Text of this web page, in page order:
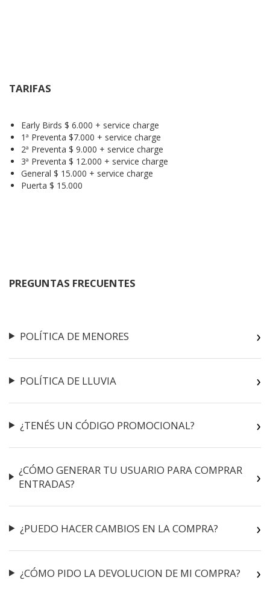
TARIFAS
Early Birds $ 6.000 + service charge
1ª Preventa $7.000 + service charge
2ª Preventa $ 9.000 + service charge
3ª Preventa $ 12.000 + service charge
General $ 15.000 + service charge
Puerta $ 15.000
PREGUNTAS FRECUENTES
POLÍTICA DE MENORES
POLÍTICA DE LLUVIA
¿TENÉS UN CÓDIGO PROMOCIONAL?
¿CÓMO GENERAR TU USUARIO PARA COMPRAR
ENTRADAS?
¿PUEDO HACER CAMBIOS EN LA COMPRA?
¿CÓMO PIDO LA DEVOLUCION DE MI COMPRA?